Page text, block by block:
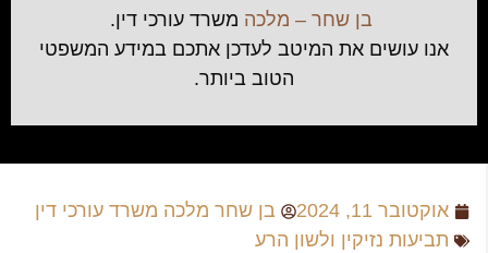
בן שחר – מלכה משרד עורכי דין.
אנו עושים את המיטב לעדכן אתכם במידע המשפטי
הטוב ביותר.
אוקטובר 11, 2024
בן שחר מלכה משרד עורכי דין
תביעות נזיקין ולשון הרע